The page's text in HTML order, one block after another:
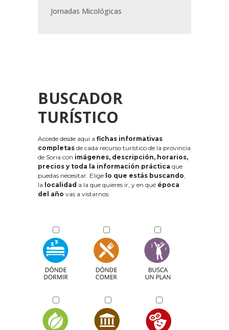
Jornadas Micológicas
BUSCADOR
TURÍSTICO
Accede desde aquí a fichas informativas
completas de cada recurso turístico de la provincia
de Soria con imágenes, descripción, horarios,
precios y toda la información práctica que
puedas necesitar. Elige lo que estás buscando,
la localidad a la que quieres ir, y en qué época
del año vas a vistarnos: